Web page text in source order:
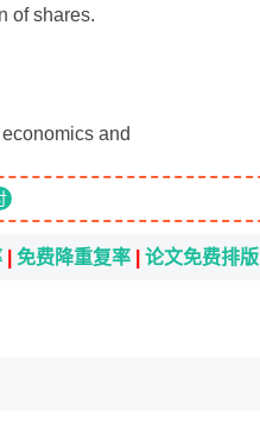
of shares.
and
免费降重复率 论文免费排版